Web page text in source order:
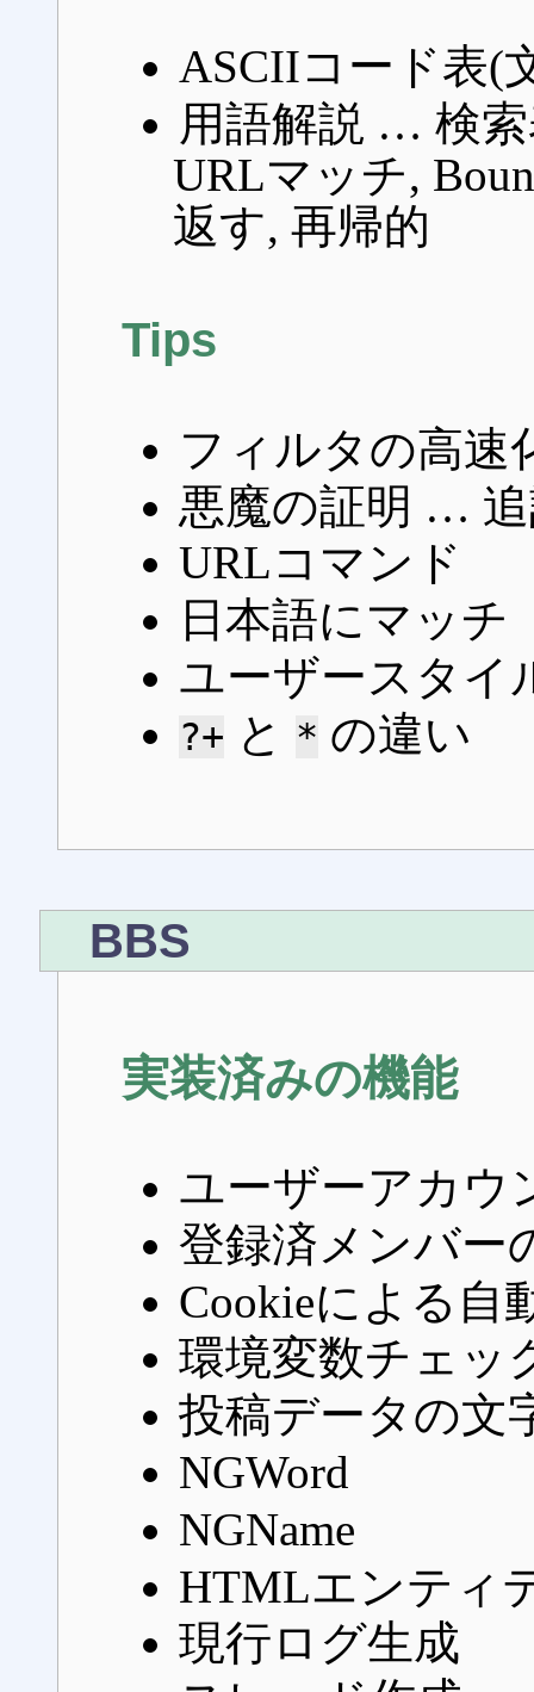
ASCIIコード表(
用語解説 … 検
URLマッチ,
返す, 再帰的
Tips
フィルタの高
悪魔の証明 …
URLコマンド
日本語にマッチ
ユーザースタイ
?+ と * の違い
BBS
実装済みの機能
ユーザーアカウ
登録済メンバー
Cookieによる自
環境変数チェッ
投稿データの文
NGWord
NGName
HTMLエンティ
現行ログ生成